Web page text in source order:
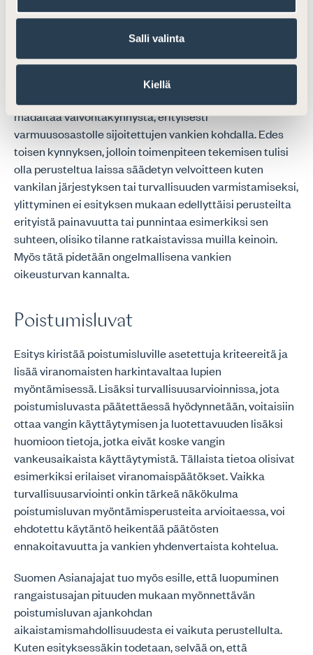
Salli valinta
Kiellä
Ehdotuksessa Rikosseuraamuslaitoksen
jaoteltaisiin kolmeen portaaseen. Suomen Asianajajat
katsoo, että ehdotettu malli voi jossain määrin
selkeyttää sääntelyä. Vangin näkökulmasta on kuitenkin
madaltaa valvontakynnystä, erityisesti
varmuusosastolle sijoitettujen vankien kohdalla. Edes
toisen kynnyksen, jolloin toimenpiteen tekemisen tulisi
olla perusteltua laissa säädetyn velvoitteen kuten
vankilan järjestyksen tai turvallisuuden varmistamiseksi,
ylittyminen ei esityksen mukaan edellyttäisi perusteilta
erityistä painavuutta tai punnintaa esimerkiksi sen
suhteen, olisiko tilanne ratkaistavissa muilla keinoin.
Myös tätä pidetään ongelmallisena vankien
oikeusturvan kannalta.
Poistumisluvat
Esitys kiristää poistumisluville asetettuja kriteereitä ja
lisää viranomaisten harkintavaltaa lupien
myöntämisessä. Lisäksi turvallisuusarvioinnissa, jota
poistumisluvasta päätettäessä hyödynnetään, voitaisiin
ottaa vangin käyttäytymisen ja luotettavuuden lisäksi
huomioon tietoja, jotka eivät koske vangin
vankeusaikaista käyttäytymistä. Tällaista tietoa olisivat
esimerkiksi erilaiset viranomaispäätökset. Vaikka
turvallisuusarviointi onkin tärkeä näkökulma
poistumisluvan myöntämisperusteita arvioitaessa, voi
ehdotettu käytäntö heikentää päätösten
ennakoitavuutta ja vankien yhdenvertaista kohtelua.
Suomen Asianajajat tuo myös esille, että luopuminen
rangaistusajan pituuden mukaan myönnettävän
poistumisluvan ajankohdan
aikaistamismahdollisuudesta ei vaikuta perustellulta.
Kuten esityksessäkin todetaan, selvää on, että